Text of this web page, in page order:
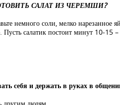
САЛАТ ИЗ ЧЕРЕМШИ?
немного соли, мелко нарезанное
салатик постоит минут 10-15
себя и держать в руках в